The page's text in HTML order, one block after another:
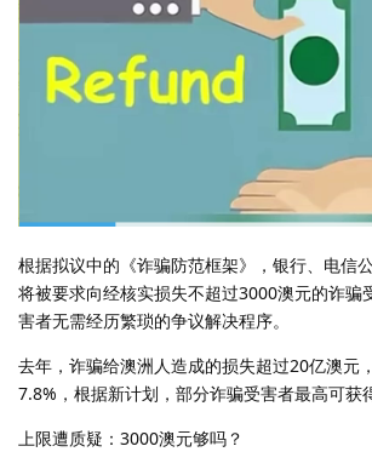
根据拟议中的《诈骗防范框架》，银行、电信
将被要求向经核实损失不超过3000澳元的诈骗
害者无需经历繁琐的争议解决程序。
去年，诈骗给澳洲人造成的损失超过20亿澳元
7.8%，根据新计划，部分诈骗受害者最高可获
上限遭质疑：3000澳元够吗？